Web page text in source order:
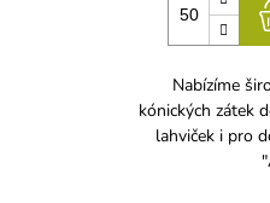
Nabízíme
kónických zátek
lahviček i pro